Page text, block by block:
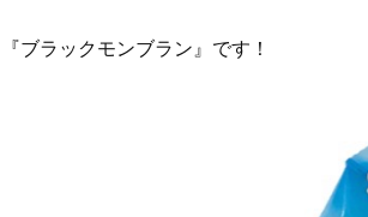
『ブラックモンブラン』です！